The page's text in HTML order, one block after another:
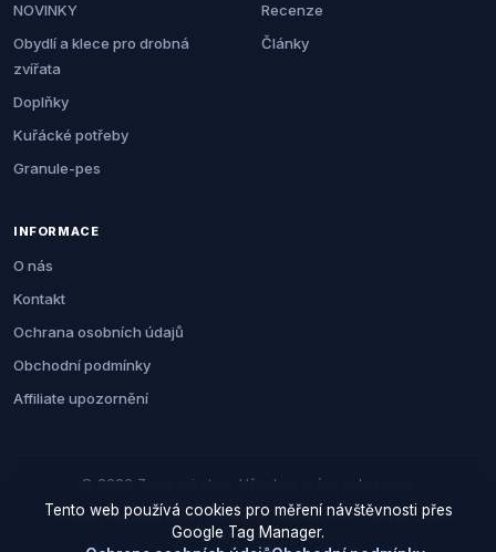
NOVINKY
Obydlí a klece pro drobná
zvířata
Doplňky
Kuřácké potřeby
Granule-pes
Recenze
Články
INFORMACE
O nás
Kontakt
Ochrana osobních údajů
Obchodní podmínky
Affiliate upozornění
© 2026 Zemezvirat.cz. Všechna práva vyhrazena.
Za nákup přes naše odkazy můžeme získat provizi. Cenu pro vás to
neovlivní.
Tento web používá cookies pro měření návštěvnosti přes
Google Tag Manager.